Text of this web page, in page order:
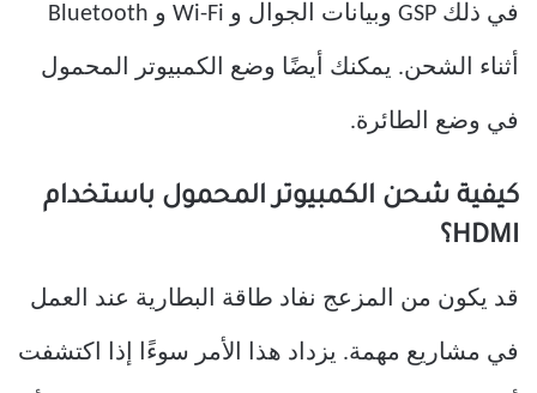
في ذلك GSP وبيانات الجوال و Wi-Fi و Bluetooth
أثناء الشحن. يمكنك أيضًا وضع الكمبيوتر المحمول
في وضع الطائرة.
كيفية شحن الكمبيوتر المحمول باستخدام
HDMI؟
قد يكون من المزعج نفاد طاقة البطارية عند العمل
في مشاريع مهمة. يزداد هذا الأمر سوءًا إذا اكتشفت